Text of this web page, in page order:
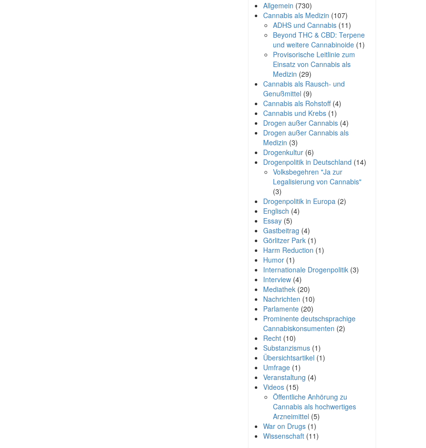
Allgemein (730)
Cannabis als Medizin (107)
ADHS und Cannabis(11)
Beyond THC & CBD: Terpene
und weitere Cannabinoide(1)
Provisorische Leitlinie zum
Einsatz von Cannabis als
Medizin (29)
Cannabis als Rausch- und
Genußmittel (9)
Cannabis als Rohstoff(4)
Cannabis und Krebs(1)
Drogen außer Cannabis(4)
Drogen außer Cannabis als
Medizin (3)
Drogenkultur(6)
Drogenpolitik in Deutschland (14)
Volksbegehren "Ja zur
Legalisierung von Cannabis"
(3)
Drogenpolitik in Europa(2)
Englisch (4)
Essay(5)
Gastbeitrag (4)
Görlitzer Park(1)
Harm Reduction (1)
Humor(1)
Internationale Drogenpolitik(3)
Interview(4)
Mediathek(20)
Nachrichten (10)
Parlamente(20)
Prominente deutschsprachige
Cannabiskonsumenten (2)
Recht(10)
Substanzismus(1)
Übersichtsartikel (1)
Umfrage(1)
Veranstaltung (4)
Videos(15)
Öffentliche Anhörung zu
Cannabis als hochwertiges
Arzneimittel (5)
War on Drugs(1)
Wissenschaft(11)